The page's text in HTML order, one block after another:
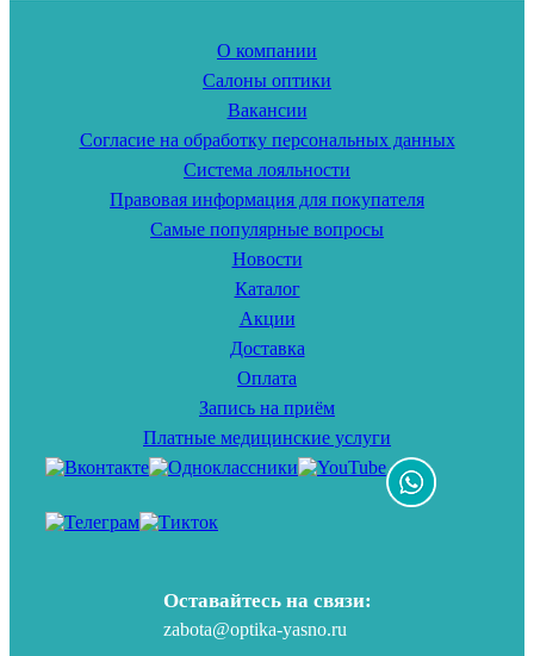
О компании
Салоны оптики
Вакансии
Согласие на обработку персональных данных
Система лояльности
Правовая информация для покупателя
Самые популярные вопросы
Новости
Каталог
Акции
Доставка
Оплата
Запись на приём
Платные медицинские услуги
Оставайтесь на связи:
zabota@optika-yasno.ru